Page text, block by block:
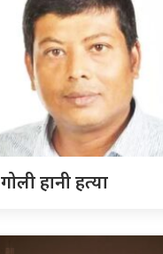
गोली हानी हत्या